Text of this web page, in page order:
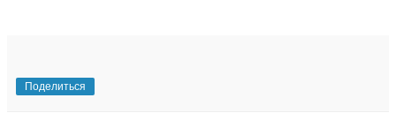
Поделиться